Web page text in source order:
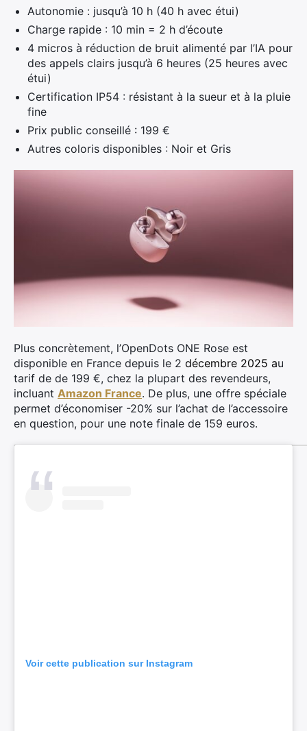
Autonomie : jusqu’à 10 h (40 h avec étui)
Charge rapide : 10 min = 2 h d’écoute
4 micros à réduction de bruit alimenté par l’IA pour
des appels clairs jusqu’à 6 heures (25 heures avec
étui)
Certification IP54 : résistant à la sueur et à la pluie
fine
Prix public conseillé : 199 €
Autres coloris disponibles : Noir et Gris
Plus concrètement, l’OpenDots ONE Rose est
disponible en France depuis le 2 décembre 2025 au
tarif de de 199 €, chez la plupart des revendeurs,
incluant Amazon France. De plus, une offre spéciale
permet d’économiser -20% sur l’achat de l’accessoire
en question, pour une note finale de 159 euros.
Voir cette publication sur Instagram